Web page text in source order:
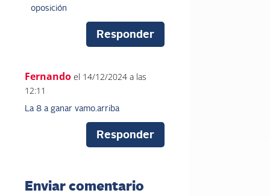
oposición
Responder
Fernando el 14/12/2024 a las
12:11
La 8 a ganar vamo.arriba
Responder
Enviar comentario